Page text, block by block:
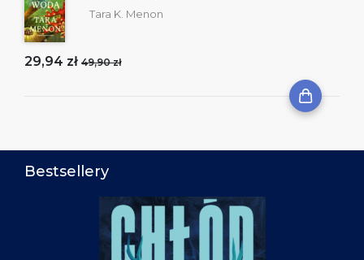
Tara K. Menon
29,94 zł 49,90 zł
Bestsellery